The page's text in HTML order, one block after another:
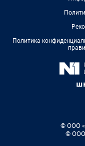
Политика
© ООО
© ООО